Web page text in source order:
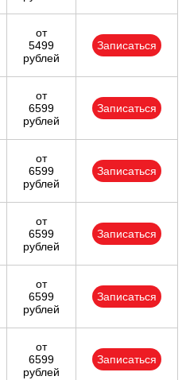
от
5499
рублей
Записаться
от
6599
рублей
Записаться
от
6599
рублей
Записаться
от
6599
рублей
Записаться
от
6599
рублей
Записаться
от
6599
рублей
Записаться